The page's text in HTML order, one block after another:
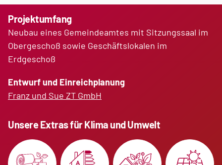
Projektumfang
Neubau eines Gemeindeamtes mit Sitzungssaal im
Obergeschoß sowie Geschäftslokalen im
Erdgeschoß
Entwurf und Einreichplanung
Franz und Sue ZT GmbH
Unsere Extras für Klima und Umwelt